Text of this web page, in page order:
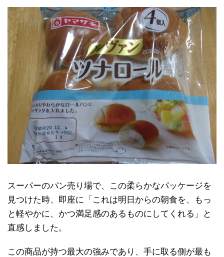
スーパーのパン売り場で、この柔らかなパッケージを
見つけた時、即座に「これは明日からの朝食を、もっ
と軽やかに、かつ満足感のあるものにしてくれる」と
直感しました。
この商品が持つ最大の強みであり、手に取る側が最も